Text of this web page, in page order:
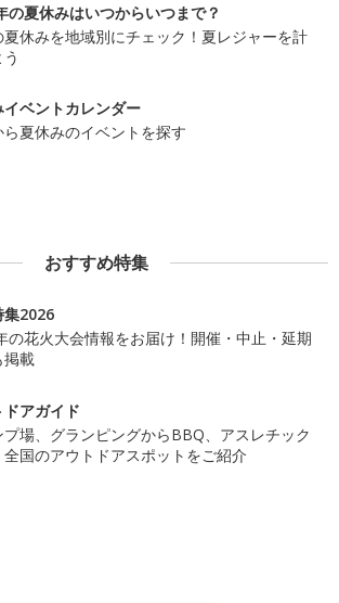
の夏休みはいつからいつまで？
夏休みを地域別にチェック！夏レジャーを計
イベントカレンダー
ら夏休みのイベントを探す
おすすめ特集
集2026
の花火大会情報をお届け！開催・中止・延期
掲載
ドアガイド
プ場、グランピングからBBQ、アスレチック
全国のアウトドアスポットをご紹介